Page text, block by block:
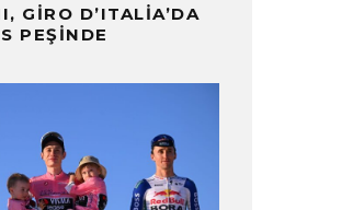
GIRO D’ITALIA’DA
PEŞINDE